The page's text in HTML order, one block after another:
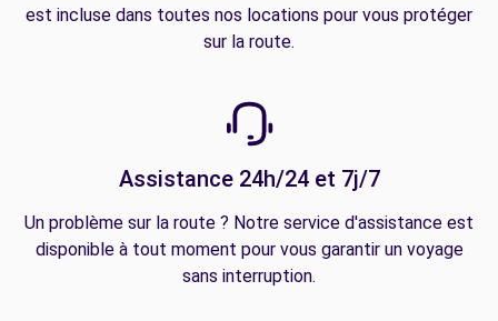
est incluse dans toutes nos locations pour vous protéger
sur la route.
Assistance 24h/24 et 7j/7
Un problème sur la route ? Notre service d'assistance est
disponible à tout moment pour vous garantir un voyage
sans interruption.